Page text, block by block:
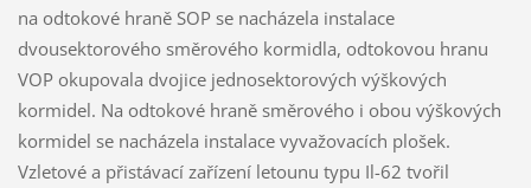
na odtokové hraně SOP se nacházela instalace
dvousektorového směrového kormidla, odtokovou hranu
VOP okupovala dvojice jednosektorových výškových
kormidel. Na odtokové hraně směrového i obou výškových
kormidel se nacházela instalace vyvažovacích plošek.
Vzletové a přistávací zařízení letounu typu Il-62 tvořil